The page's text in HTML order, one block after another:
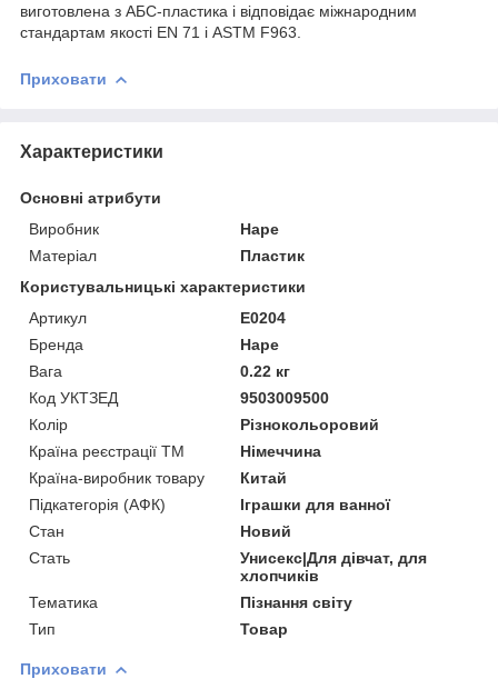
виготовлена з АБС-пластика і відповідає міжнародним
стандартам якості EN 71 і ASTM F963.
Приховати
Характеристики
Основні атрибути
Виробник
Hape
Матеріал
Пластик
Користувальницькі характеристики
Артикул
E0204
Бренда
Hape
Вага
0.22 кг
Код УКТЗЕД
9503009500
Колір
Різнокольоровий
Країна реєстрації ТМ
Німеччина
Країна-виробник товару
Китай
Підкатегорія (АФК)
Іграшки для ванної
Стан
Новий
Стать
Унисекс|Для дівчат, для
хлопчиків
Тематика
Пізнання світу
Тип
Товар
Приховати